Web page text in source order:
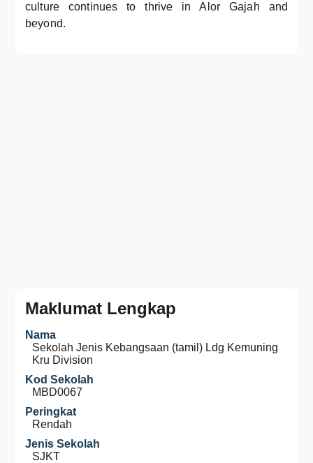
culture continues to thrive in Alor Gajah and
beyond.
Maklumat Lengkap
Nama
Sekolah Jenis Kebangsaan (tamil) Ldg Kemuning
Kru Division
Kod Sekolah
MBD0067
Peringkat
Rendah
Jenis Sekolah
SJKT